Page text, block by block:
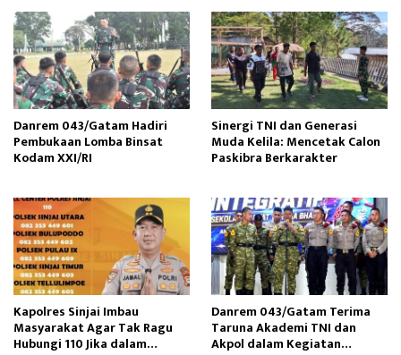
Danrem 043/Gatam Hadiri
Pembukaan Lomba Binsat
Kodam XXI/RI
Sinergi TNI dan Generasi
Muda Kelila: Mencetak Calon
Paskibra Berkarakter
Kapolres Sinjai Imbau
Masyarakat Agar Tak Ragu
Hubungi 110 Jika dalam
Danrem 043/Gatam Terima
Taruna Akademi TNI dan
Akpol dalam Kegiatan